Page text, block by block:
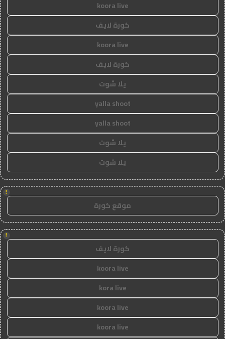
koora live
كورة لايف
koora live
كورة لايف
يلا شوت
yalla shoot
yalla shoot
يلا شوت
يلا شوت
!
موقع كورة
!
كورة لايف
koora live
kora live
koora live
koora live